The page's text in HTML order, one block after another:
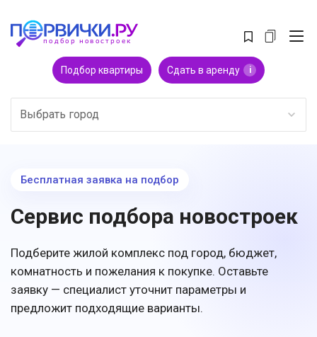
Подбор квартиры Сдать в аренду i
Выбрать город
Бесплатная заявка на подбор
Сервис подбора новостроек
Подберите жилой комплекс под город, бюджет,
комнатность и пожелания к покупке. Оставьте
заявку — специалист уточнит параметры и
предложит подходящие варианты.